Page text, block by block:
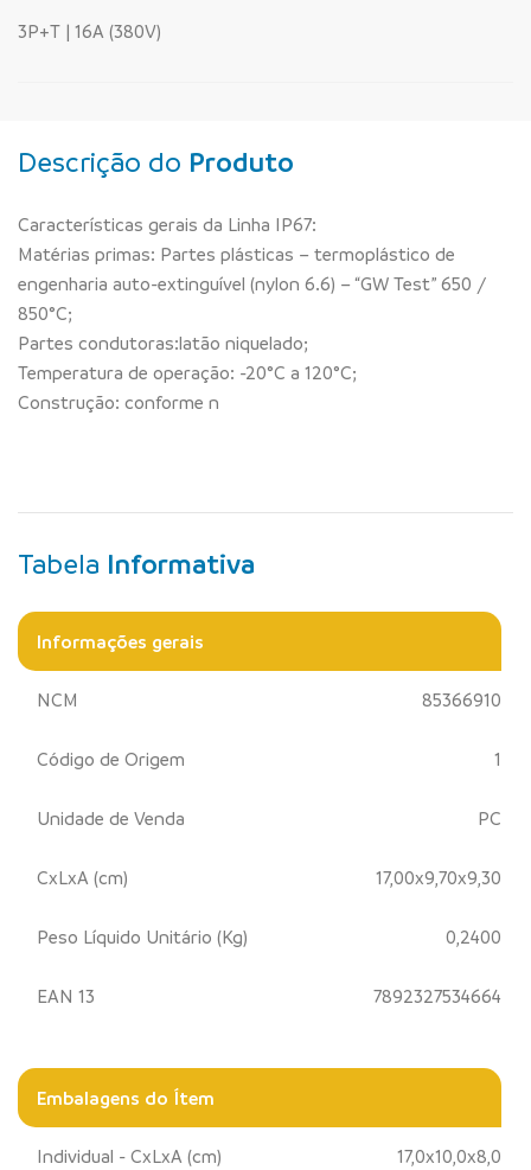
3P+T | 16A (380V)
Descrição do Produto
Características gerais da Linha IP67:
Matérias primas: Partes plásticas – termoplástico de
engenharia auto-extinguível (nylon 6.6) – “GW Test” 650 /
850°C;
Partes condutoras:latão niquelado;
Temperatura de operação: -20°C a 120°C;
Construção: conforme n
Tabela Informativa
Informações gerais
NCM 85366910
Código de Origem 1
Unidade de Venda PC
CxLxA (cm) 17,00x9,70x9,30
Peso Líquido Unitário (Kg) 0,2400
EAN 13 7892327534664
Embalagens do Ítem
Individual - CxLxA (cm) 17,0x10,0x8,0